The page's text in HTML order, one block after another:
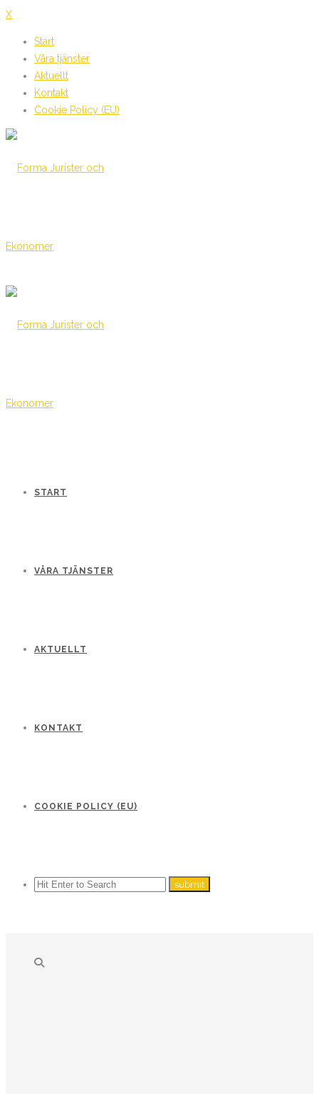
X
Start
Våra tjänster
Aktuellt
Kontakt
Cookie Policy (EU)
START
VÅRA TJÄNSTER
AKTUELLT
KONTAKT
COOKIE POLICY (EU)